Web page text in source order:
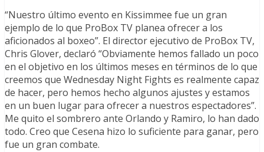
“Nuestro último evento en Kissimmee fue un gran
ejemplo de lo que ProBox TV planea ofrecer a los
aficionados al boxeo”. El director ejecutivo de ProBox TV,
Chris Glover, declaró “Obviamente hemos fallado un poco
en el objetivo en los últimos meses en términos de lo que
creemos que Wednesday Night Fights es realmente capaz
de hacer, pero hemos hecho algunos ajustes y estamos
en un buen lugar para ofrecer a nuestros espectadores”.
Me quito el sombrero ante Orlando y Ramiro, lo han dado
todo. Creo que Cesena hizo lo suficiente para ganar, pero
fue un gran combate.